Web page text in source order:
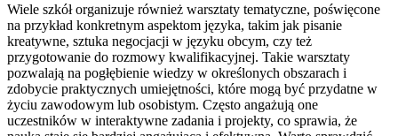
Wiele szkół organizuje również warsztaty tematyczne, poświęcone
na przykład konkretnym aspektom języka, takim jak pisanie
kreatywne, sztuka negocjacji w języku obcym, czy też
przygotowanie do rozmowy kwalifikacyjnej. Takie warsztaty
pozwalają na pogłębienie wiedzy w określonych obszarach i
zdobycie praktycznych umiejętności, które mogą być przydatne w
życiu zawodowym lub osobistym. Często angażują one
uczestników w interaktywne zadania i projekty, co sprawia, że